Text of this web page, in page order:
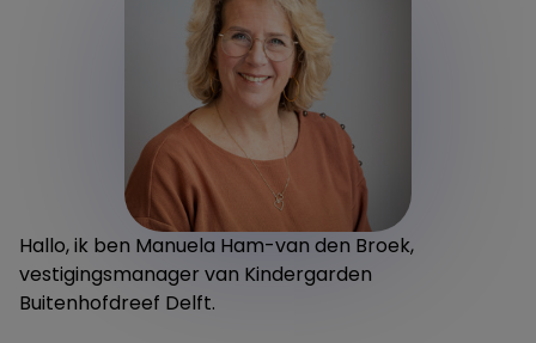
Hallo, ik ben Manuela Ham-van den Broek,
vestigingsmanager van Kindergarden
Buitenhofdreef Delft.